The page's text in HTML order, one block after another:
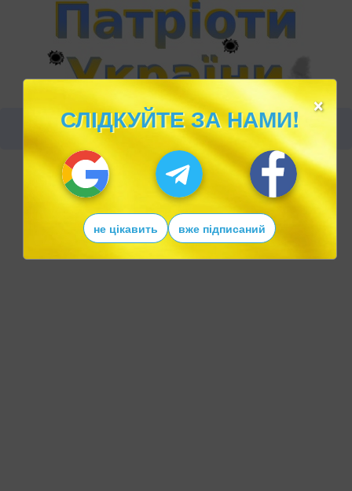
×
СЛІДКУЙТЕ ЗА НАМИ!
не цікавить вже підписаний